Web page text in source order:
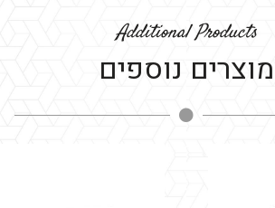
פישבוןAdditional Products
מוצרים נוספים